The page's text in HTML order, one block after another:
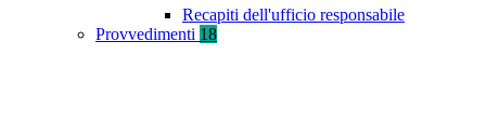
Recapiti dell'ufficio responsabile
Provvedimenti 18